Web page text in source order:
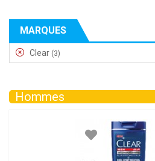
MARQUES
Clear (3)
Hommes